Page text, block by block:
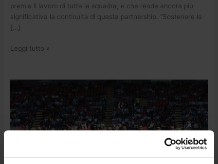
premia il lavoro di tutta la squadra, e che rende ancora più
significativa la continuità di questa partnership. “Sostenere la
[…]
Leggi tutto »
Agrario
Cremona
rinnova
con